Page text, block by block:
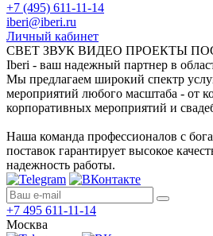
+7 (495) 611-11-14
iberi@iberi.ru
Личный кабинет
СВЕТ ЗВУК ВИДЕО ПРОЕКТЫ
Iberi - ваш надежный партнер в
Мы предлагаем широкий спектр
мероприятий любого масштаба - от
корпоративных мероприятий и
Наша команда профессионалов с
поставок гарантирует высокое
надежность работы.
+7 495 611-11-14
Москва